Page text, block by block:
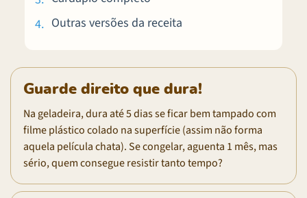
Outras versões da receita
Guarde direito que dura!
Na geladeira, dura até 5 dias se ficar bem tampado com
filme plástico colado na superfície (assim não forma
aquela película chata). Se congelar, aguenta 1 mês, mas
sério, quem consegue resistir tanto tempo?